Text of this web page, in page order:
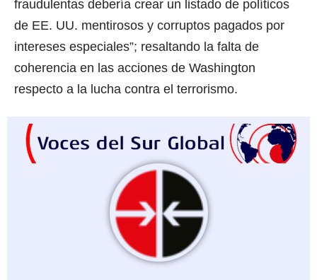
fraudulentas debería crear un listado de políticos
de EE. UU. mentirosos y corruptos pagados por
intereses especiales”; resaltando la falta de
coherencia en las acciones de Washington
respecto a la lucha contra el terrorismo.